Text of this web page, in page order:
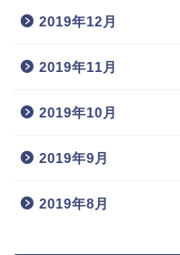
2019年12月
2019年11月
2019年10月
2019年9月
2019年8月